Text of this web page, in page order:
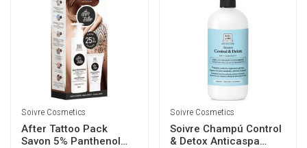
Soivre Cosmetics
After Tattoo Pack
Savon 5% Panthenol
Soivre Cosmetics
Soivre Champú Control
& Detox Anticaspa